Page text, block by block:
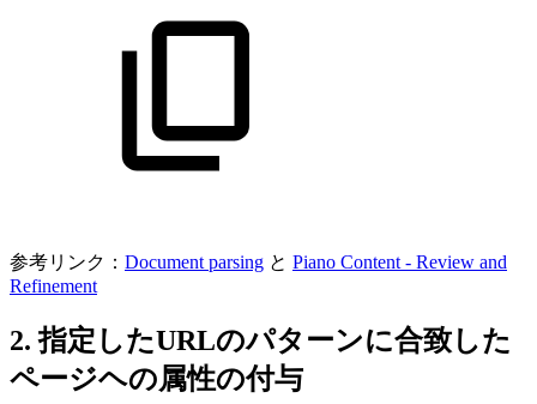
参考リンク： Document parsing と Piano Content - Review and
Refinement
2. 指定したURLのパターンに合致した
ページヘの属性の付与